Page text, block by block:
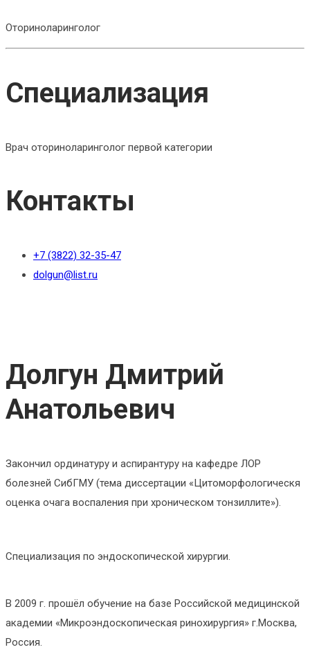
Оториноларинголог
Специализация
Врач оториноларинголог первой категории
Контакты
+7 (3822) 32-35-47
dolgun@list.ru
Долгун Дмитрий
Анатольевич
Закончил ординатуру и аспирантуру на кафедре ЛОР
болезней СибГМУ (тема диссертации «Цитоморфологическя
оценка очага воспаления при хроническом тонзиллите»).
Специализация по эндоскопической хирургии.
В 2009 г. прошёл обучение на базе Российской медицинской
академии «Микроэндоскопическая ринохирургия» г.Москва,
Россия.